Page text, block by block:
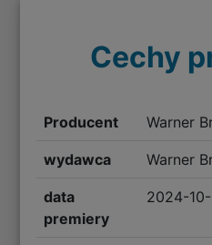
Cechy
Producent Warner
wydawca Warner
data
premiery
2024-